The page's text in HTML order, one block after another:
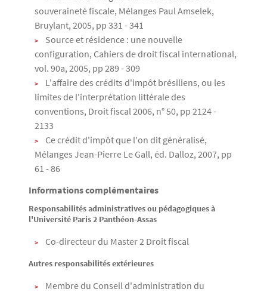
souveraineté fiscale, Mélanges Paul Amselek,
Bruylant, 2005, pp 331 - 341
Source et résidence : une nouvelle
configuration, Cahiers de droit fiscal international,
vol. 90a, 2005, pp 289 - 309
L'affaire des crédits d'impôt brésiliens, ou les
limites de l'interprétation littérale des
conventions, Droit fiscal 2006, n° 50, pp 2124 -
2133
Ce crédit d'impôt que l'on dit généralisé,
Mélanges Jean-Pierre Le Gall, éd. Dalloz, 2007, pp
61 - 86
Informations complémentaires
Responsabilités administratives ou pédagogiques à
l'Université Paris 2 Panthéon-Assas
Co-directeur du Master 2 Droit fiscal
Autres responsabilités extérieures
Membre du Conseil d'administration du